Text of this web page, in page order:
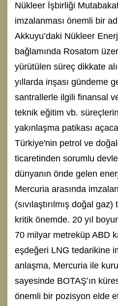
Nükleer İşbirliği Mutabakat
imzalanması önemli bir
Akkuyu’daki Nükleer
bağlamında Rosatom
yürütülen süreç dikkate
yıllarda inşası gündeme
santrallerle ilgili finansal
teknik eğitim vb.
yakınlaşma patikası
Türkiye'nin petrol ve
ticaretinden sorumlu
dünyanın önde gelen
Mercuria arasında
(sıvılaştırılmış doğal
kritik önemde. 20 yıl
70 milyar metreküp ABD
eşdeğeri LNG tedarikine
anlaşma, Mercuria ile
sayesinde BOTAŞ’ın
önemli bir pozisyon elde